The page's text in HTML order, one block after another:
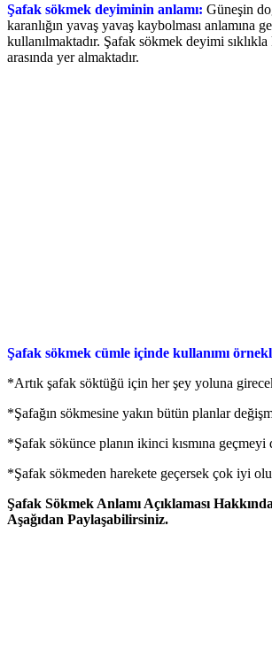
Şafak sökmek deyiminin anlamı: Güneşin
karanlığın yavaş yavaş kaybolması anlamına
kullanılmaktadır. Şafak sökmek deyimi
arasında yer almaktadır.
Şafak sökmek cümle içinde kullanımı
*Artık şafak söktüğü için her şey yoluna
*Şafağın sökmesine yakın bütün planlar
*Şafak sökünce planın ikinci kısmına geçmeyi
*Şafak sökmeden harekete geçersek çok iyi
Şafak Sökmek Anlamı Açıklaması
Aşağıdan Paylaşabilirsiniz.